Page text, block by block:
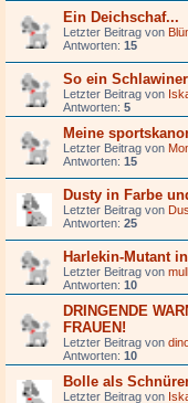
Ein Deichschaf...
Letzter Beitrag von
Antworten: 15
So ein
Letzter Beitrag von
Antworten: 5
Meine
Letzter Beitrag von
Antworten: 15
Dusty in Farbe
Letzter Beitrag von
Antworten: 25
Harlekin-Mutant
Letzter Beitrag von
Antworten: 10
DRINGENDE
FRAUEN!
Letzter Beitrag von
Antworten: 10
Bolle als
Letzter Beitrag von